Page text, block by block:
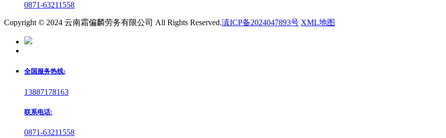
0871-63211558
Copyright © 2024 云南霜偏麟劳务有限公司 All Rights Reserved.滇ICP备2024047893号 XML地图
全国服务热线:
13887178163
联系电话:
0871-63211558